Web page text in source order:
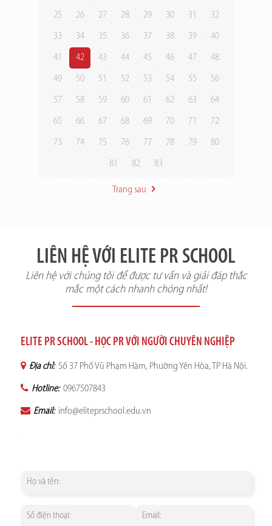
25 26 27 28 29 30 31 32
33 34 35 36 37 38 39 40
41 42 43 44 45 46 47 48
49 50 51 52 53 54 55 56
57 58 59 60 61 62 63 64
65 66 67 68 69 70 71 72
73 74 75 76 77 78 79 80
81 82 83
Trang sau
LIÊN HỆ VỚI ELITE PR SCHOOL
Liên hệ với chúng tôi để được tư vấn và giải đáp thắc
mắc một cách nhanh chóng nhất!
ELITE PR SCHOOL - HỌC PR VỚI NGƯỜI CHUYÊN NGHIỆP
Địa chỉ: Số 37 Phố Vũ Phạm Hàm, Phường Yên Hòa, TP Hà Nội.
Hotline: 0967507843
Email: info@eliteprschool.edu.vn